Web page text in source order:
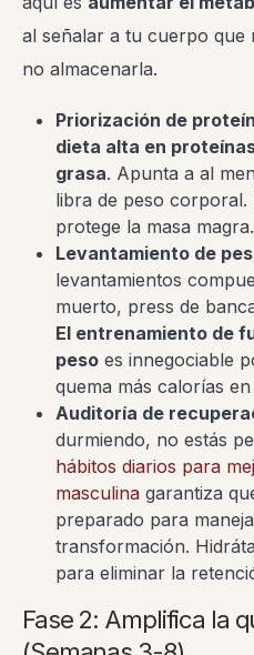
al señalar a tu cuerpo que
no almacenarla.
Priorización de
dieta alta en
grasa. Apunta a al
libra de peso corporal.
protege la masa magra.
Levantamiento de
levantamientos
muerto, press de
El entrenamiento de
pesoes innegociable
quema más calorías
Auditoría de
durmiendo, no estás
hábitos diarios para
masculinagarantiza
preparado para
transformación.
para eliminar la
Fase 2: Amplifica la